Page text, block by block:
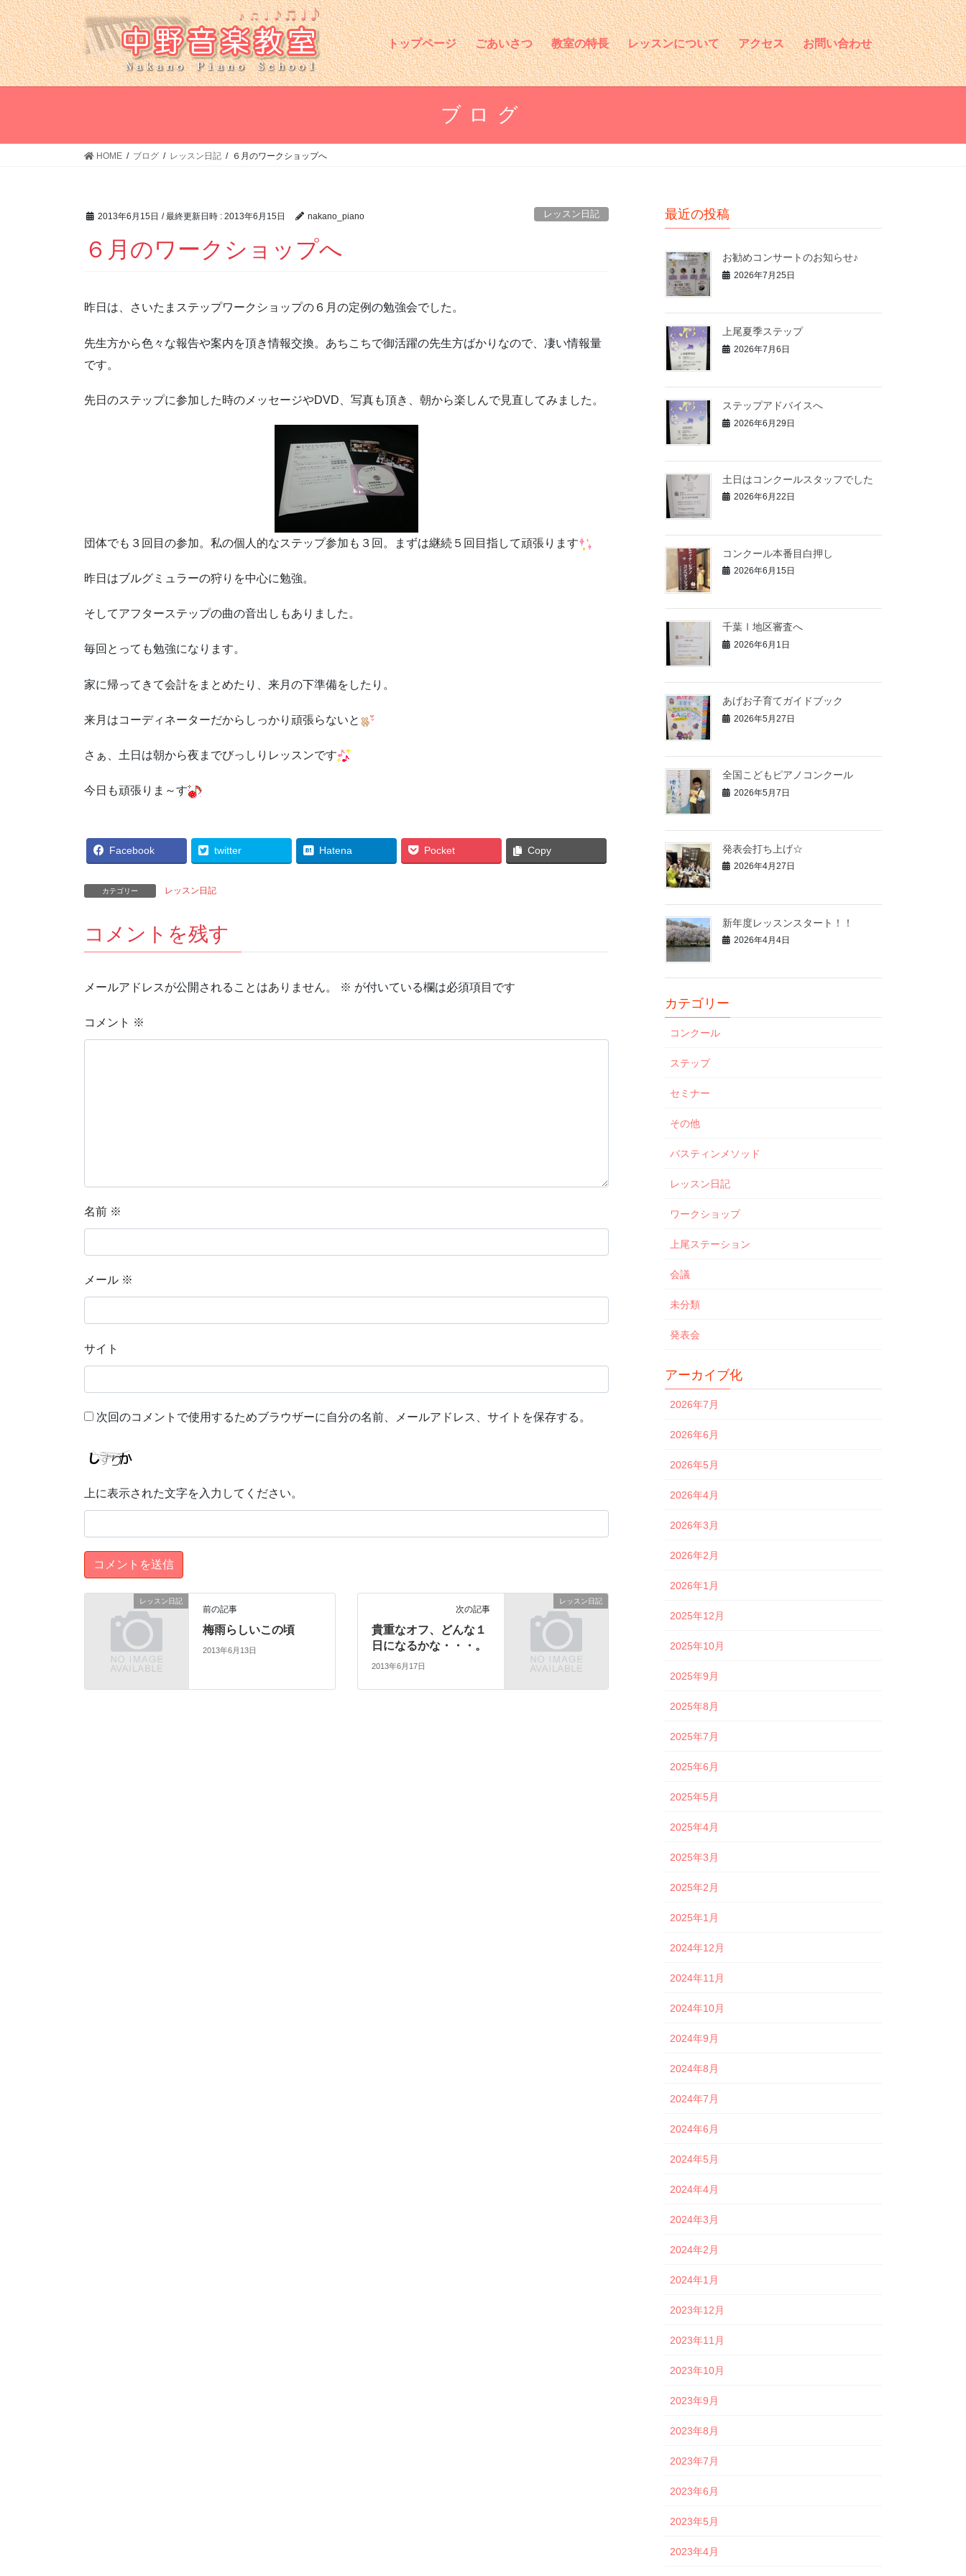
コ
ン
テ
ン
ツ
ッ
ナ
ビ
ゲ
ー
シ
移
トップページ ごあいさつ 教室の特長 レッスンについて アクセス お問い合わせ
ブログ
HOME ブログ レッスン日記 ６月のワークショップへ
2013年6月15日 / 最終更新日時 : 2013年6月15日 nakano_piano レッスン日記
６月のワークショップへ
昨日は、さいたまステップワークショップの６月の定例の勉強会でした。
先生方から色々な報告や案内を頂き情報交換。あちこちで御活躍の先生方ばかりなので、凄い情報量
です。
先日のステップに参加した時のメッセージやDVD、写真も頂き、朝から楽しんで見直してみました。
団体でも３回目の参加。私の個人的なステップ参加も３回。まずは継続５回目指して頑張ります
昨日はブルグミュラーの狩りを中心に勉強。
そしてアフターステップの曲の音出しもありました。
毎回とっても勉強になります。
家に帰ってきて会計をまとめたり、来月の下準備をしたり。
来月はコーディネーターだからしっかり頑張らないと
さぁ、土日は朝から夜までびっしりレッスンです
今日も頑張りま～す
Facebook twitter Hatena Pocket Copy
カテゴリー レッスン日記
コメントを残す
メールアドレスが公開されることはありません。 ※ が付いている欄は必須項目です
コメント ※
名前 ※
メール ※
サイト
次回のコメントで使用するためブラウザーに自分の名前、メールアドレス、サイトを保存する。
上に表示された文字を入力してください。
レッスン日記
前の記事
梅雨らしいこの頃
2013年6月13日
レッスン日記
次の記事
貴重なオフ、どんな１
日になるかな・・・。
2013年6月17日
最近の投稿
お勧めコンサートのお知らせ♪
2026年7月25日
上尾夏季ステップ
2026年7月6日
ステップアドバイスへ
2026年6月29日
土日はコンクールスタッフでした
2026年6月22日
コンクール本番目白押し
2026年6月15日
千葉Ⅰ地区審査へ
2026年6月1日
あげお子育てガイドブック
2026年5月27日
全国こどもピアノコンクール
2026年5月7日
発表会打ち上げ☆
2026年4月27日
新年度レッスンスタート！！
2026年4月4日
カテゴリー
コンクール
ステップ
セミナー
その他
バスティンメソッド
レッスン日記
ワークショップ
上尾ステーション
会議
未分類
発表会
アーカイブ化
2026年7月
2026年6月
2026年5月
2026年4月
2026年3月
2026年2月
2026年1月
2025年12月
2025年10月
2025年9月
2025年8月
2025年7月
2025年6月
2025年5月
2025年4月
2025年3月
2025年2月
2025年1月
2024年12月
2024年11月
2024年10月
2024年9月
2024年8月
2024年7月
2024年6月
2024年5月
2024年4月
2024年3月
2024年2月
2024年1月
2023年12月
2023年11月
2023年10月
2023年9月
2023年8月
2023年7月
2023年6月
2023年5月
2023年4月